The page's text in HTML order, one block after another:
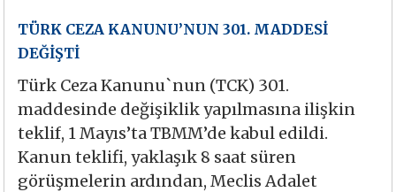
TÜRK CEZA KANUNU’NUN 301. MADDESİ
DEĞİŞTİ
Türk Ceza Kanunu`nun (TCK) 301.
maddesinde değişiklik yapılmasına ilişkin
teklif, 1 Mayıs’ta TBMM’de kabul edildi.
Kanun teklifi, yaklaşık 8 saat süren
görüşmelerin ardından, Meclis Adalet